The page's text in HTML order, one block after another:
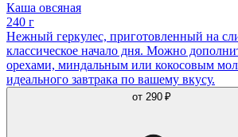
Каша овсяная
240 г
Нежный геркулес, приготовленный на
классическое начало дня. Можно
орехами, миндальным или кокосовым
идеального завтрака по вашему вкусу.
от 290 ₽